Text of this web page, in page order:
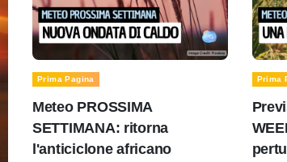
Prima Pagina
Meteo PROSSIMA
SETTIMANA: ritorna
l'anticiclone africano
Prima